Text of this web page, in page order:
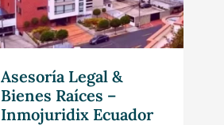
Asesoría Legal &
Bienes Raíces –
Inmojuridix Ecuador